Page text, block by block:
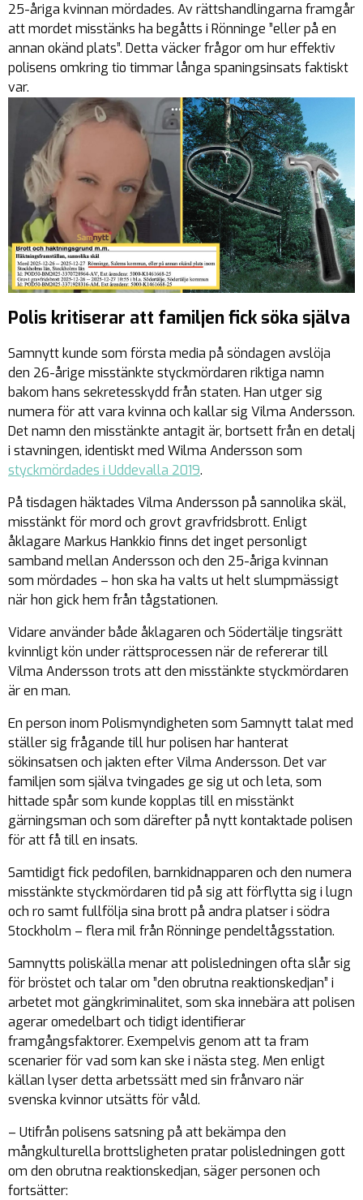
25-åriga kvinnan mördades. Av rättshandlingarna framgår
att mordet misstänks ha begåtts i Rönninge ”eller på en
annan okänd plats”. Detta väcker frågor om hur effektiv
polisens omkring tio timmar långa spaningsinsats faktiskt
var.
Polis kritiserar att familjen fick söka själva
Samnytt kunde som första media på söndagen avslöja
den 26-årige misstänkte styckmördaren riktiga namn
bakom hans sekretesskydd från staten. Han utger sig
numera för att vara kvinna och kallar sig Vilma Andersson.
Det namn den misstänkte antagit är, bortsett från en detalj
i stavningen, identiskt med Wilma Andersson som
styckmördades i Uddevalla 2019.
På tisdagen häktades Vilma Andersson på sannolika skäl,
misstänkt för mord och grovt gravfridsbrott. Enligt
åklagare Markus Hankkio finns det inget personligt
samband mellan Andersson och den 25-åriga kvinnan
som mördades – hon ska ha valts ut helt slumpmässigt
när hon gick hem från tågstationen.
Vidare använder både åklagaren och Södertälje tingsrätt
kvinnligt kön under rättsprocessen när de refererar till
Vilma Andersson trots att den misstänkte styckmördaren
är en man.
En person inom Polismyndigheten som Samnytt talat med
ställer sig frågande till hur polisen har hanterat
sökinsatsen och jakten efter Vilma Andersson. Det var
familjen som själva tvingades ge sig ut och leta, som
hittade spår som kunde kopplas till en misstänkt
gärningsman och som därefter på nytt kontaktade polisen
för att få till en insats.
Samtidigt fick pedofilen, barnkidnapparen och den numera
misstänkte styckmördaren tid på sig att förflytta sig i lugn
och ro samt fullfölja sina brott på andra platser i södra
Stockholm – flera mil från Rönninge pendeltågsstation.
Samnytts poliskälla menar att polisledningen ofta slår sig
för bröstet och talar om ”den obrutna reaktionskedjan” i
arbetet mot gängkriminalitet, som ska innebära att polisen
agerar omedelbart och tidigt identifierar
framgångsfaktorer. Exempelvis genom att ta fram
scenarier för vad som kan ske i nästa steg. Men enligt
källan lyser detta arbetssätt med sin frånvaro när
svenska kvinnor utsätts för våld.
– Utifrån polisens satsning på att bekämpa den
mångkulturella brottsligheten pratar polisledningen gott
om den obrutna reaktionskedjan, säger personen och
fortsätter: